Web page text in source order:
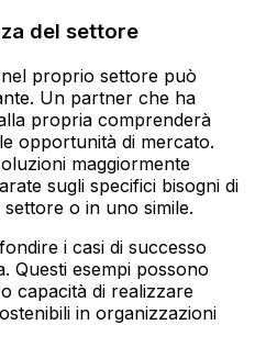
del settore
nel proprio settore può
Un partner che ha
propria comprenderà
opportunità di mercato.
maggiormente
sugli specifici bisogni di
o in uno simile.
i casi di successo
Questi esempi possono
capacità di realizzare
in organizzazioni